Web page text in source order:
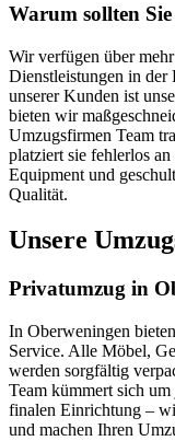
Warum sollten
Wir verfügen über
Dienstleistungen in
unserer Kunden ist
bieten wir
Umzugsfirmen Team
platziert sie fehlerlos
Equipment und
Qualität.
Unsere
Privatumzug in
In Oberweningen
Service. Alle Möbel,
werden sorgfältig
Team kümmert sich
finalen Einrichtung –
und machen Ihren